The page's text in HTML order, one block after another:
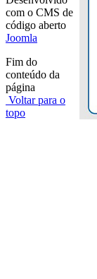
com o CMS de
código aberto
Joomla
Fim do
conteúdo da
página
Voltar para o
topo